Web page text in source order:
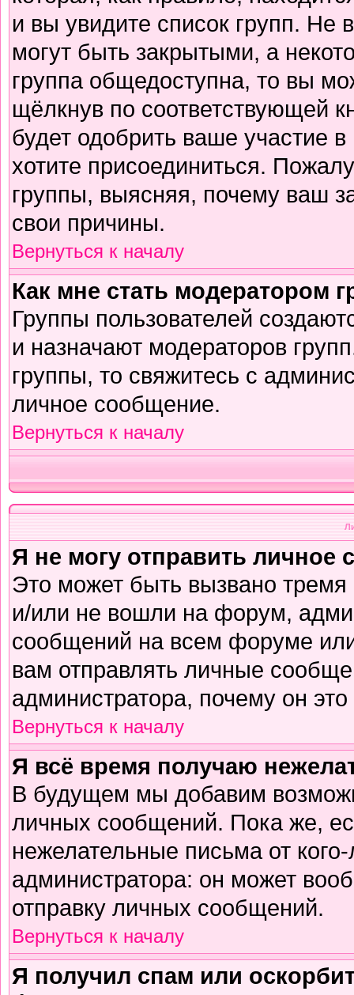
и вы увидите список групп. Не
могут быть закрытыми, а
группа общедоступна, то вы
щёлкнув по соответствующей
будет одобрить ваше участие
хотите присоединиться.
группы, выясняя, почему ваш
свои причины.
Вернуться к началу
Как мне стать модератором
Группы пользователей
и назначают модераторов
группы, то свяжитесь с
личное сообщение.
Вернуться к началу
Я не могу отправить личное
Это может быть вызвано
и/или не вошли на форум,
сообщений на всем форуме
вам отправлять личные
администратора, почему он
Вернуться к началу
Я всё время получаю
В будущем мы добавим
личных сообщений. Пока же,
нежелательные письма от
администратора: он может
отправку личных сообщений.
Вернуться к началу
Я получил спам или